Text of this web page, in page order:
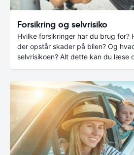
Forsikring og selvrisiko
Hvilke forsikringer har du brug for?
der opstår skader på bilen? Og
selvrisikoen? Alt dette kan du læse